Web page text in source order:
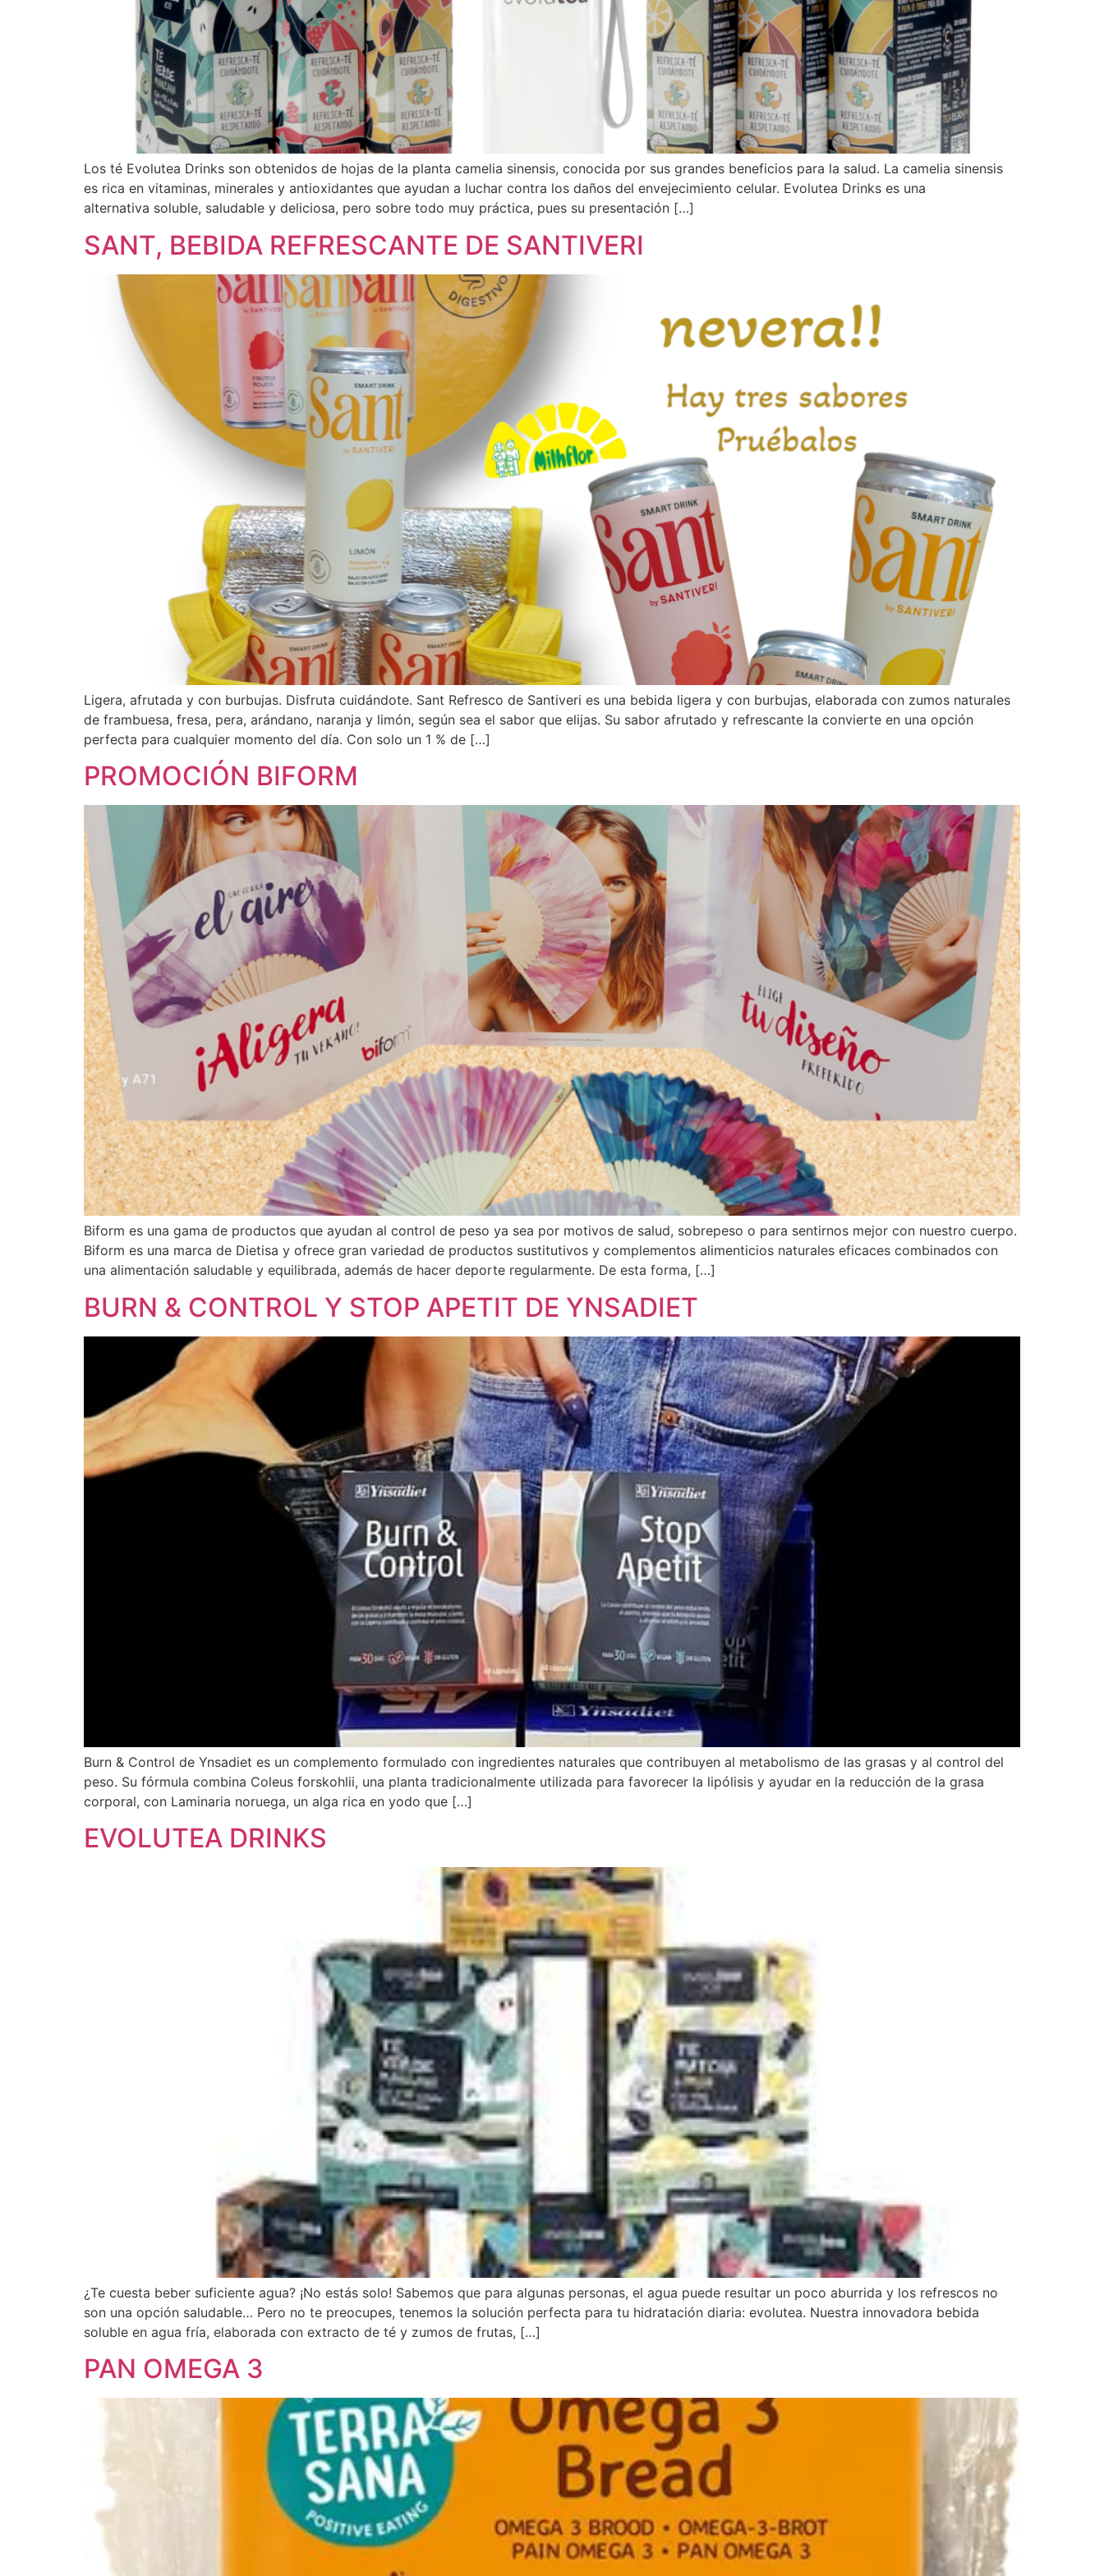
Los té Evolutea Drinks son obtenidos de hojas de la planta camelia sinensis, conocida por sus grandes beneficios para la salud. La camelia sinensis
es rica en vitaminas, minerales y antioxidantes que ayudan a luchar contra los daños del envejecimiento celular. Evolutea Drinks es una
alternativa soluble, saludable y deliciosa, pero sobre todo muy práctica, pues su presentación […]
SANT, BEBIDA REFRESCANTE DE SANTIVERI
Ligera, afrutada y con burbujas. Disfruta cuidándote. Sant Refresco de Santiveri es una bebida ligera y con burbujas, elaborada con zumos naturales
de frambuesa, fresa, pera, arándano, naranja y limón, según sea el sabor que elijas. Su sabor afrutado y refrescante la convierte en una opción
perfecta para cualquier momento del día. Con solo un 1 % de […]
PROMOCIÓN BIFORM
Biform es una gama de productos que ayudan al control de peso ya sea por motivos de salud, sobrepeso o para sentirnos mejor con nuestro cuerpo.
Biform es una marca de Dietisa y ofrece gran variedad de productos sustitutivos y complementos alimenticios naturales eficaces combinados con
una alimentación saludable y equilibrada, además de hacer deporte regularmente. De esta forma, […]
BURN & CONTROL Y STOP APETIT DE YNSADIET
Burn & Control de Ynsadiet es un complemento formulado con ingredientes naturales que contribuyen al metabolismo de las grasas y al control del
peso. Su fórmula combina Coleus forskohlii, una planta tradicionalmente utilizada para favorecer la lipólisis y ayudar en la reducción de la grasa
corporal, con Laminaria noruega, un alga rica en yodo que […]
EVOLUTEA DRINKS
¿Te cuesta beber suficiente agua? ¡No estás solo! Sabemos que para algunas personas, el agua puede resultar un poco aburrida y los refrescos no
son una opción saludable… Pero no te preocupes, tenemos la solución perfecta para tu hidratación diaria: evolutea. Nuestra innovadora bebida
soluble en agua fría, elaborada con extracto de té y zumos de frutas, […]
PAN OMEGA 3